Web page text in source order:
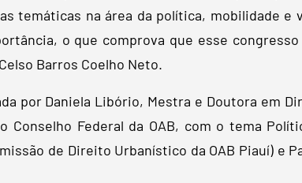
temáticas na área da política, mobilidade e
o que comprova que esse
Barros Coelho Neto.
por Daniela Libório, Mestra e Doutora em
Federal da OAB, com o tema
de Direito Urbanístico da OAB Piauí) e